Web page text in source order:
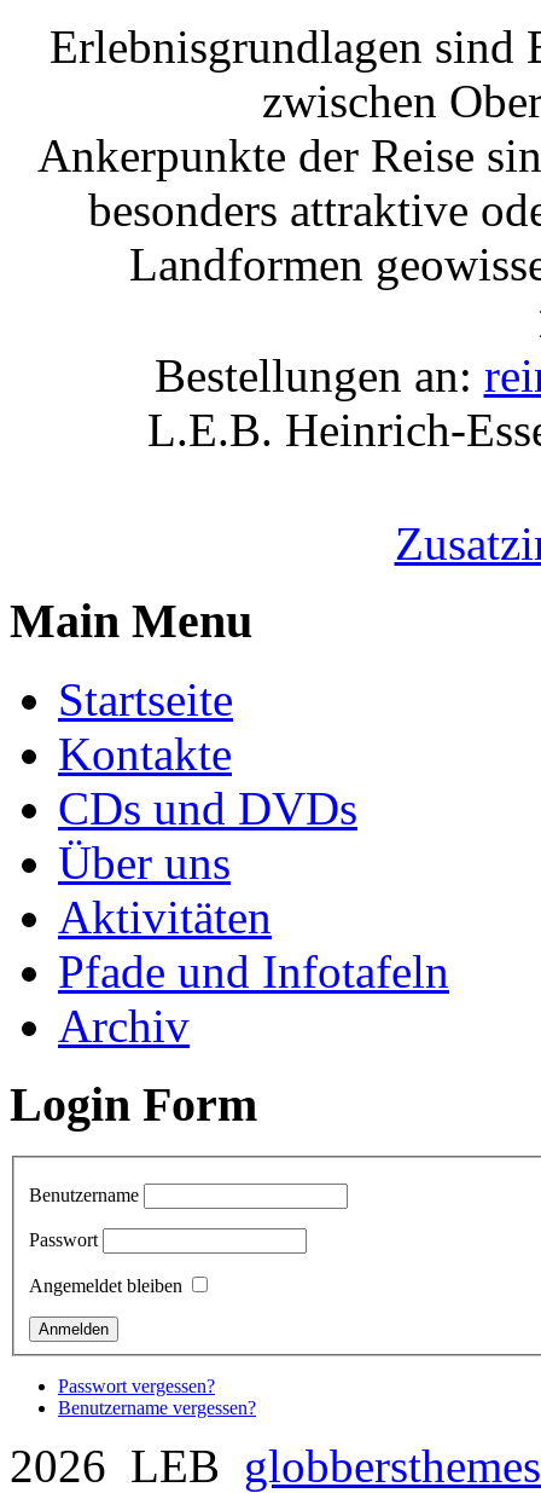
Erlebnisgrundlagen sind
zwischen
Ankerpunkte der Reise
besonders attraktive
Landformen
Bestellungen an:
L.E.B. Heinrich-
Main Menu
Startseite
Kontakte
CDs und DVDs
Über uns
Aktivitäten
Pfade und Infotafeln
Archiv
Login Form
Benutzername
Passwort
Angemeldet bleiben
Passwort vergessen?
Benutzername vergessen?
2026 LEB